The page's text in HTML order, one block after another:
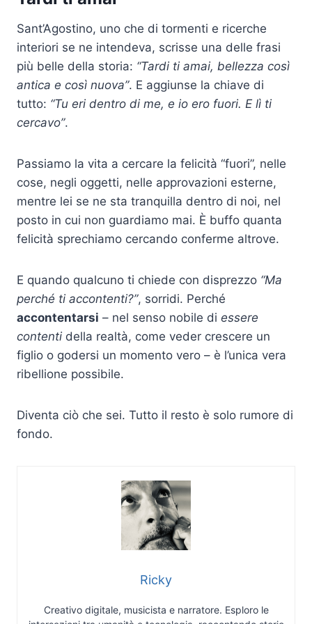
Sant’Agostino, uno che di tormenti e ricerche
interiori se ne intendeva, scrisse una delle frasi
più belle della storia: “Tardi ti amai, bellezza così
antica e così nuova”. E aggiunse la chiave di
tutto: “Tu eri dentro di me, e io ero fuori. E lì ti
cercavo”.
Passiamo la vita a cercare la felicità “fuori”, nelle
cose, negli oggetti, nelle approvazioni esterne,
mentre lei se ne sta tranquilla dentro di noi, nel
posto in cui non guardiamo mai. È buffo quanta
felicità sprechiamo cercando conferme altrove.
E quando qualcuno ti chiede con disprezzo “Ma
perché ti accontenti?”, sorridi. Perché
accontentarsi – nel senso nobile di essere
contenti della realtà, come veder crescere un
figlio o godersi un momento vero – è l’unica vera
ribellione possibile.
Diventa ciò che sei. Tutto il resto è solo rumore di
fondo.
Ricky
Creativo digitale, musicista e narratore. Esploro le